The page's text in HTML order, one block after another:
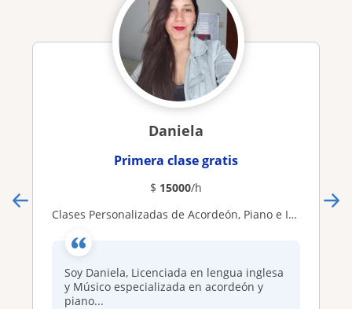
Daniela
Primera clase gratis
$ 15000/h
Clases Personalizadas de Acordeón, Piano e Inglés
Soy Daniela, Licenciada en lengua inglesa
y Músico especializada en acordeón y
piano...